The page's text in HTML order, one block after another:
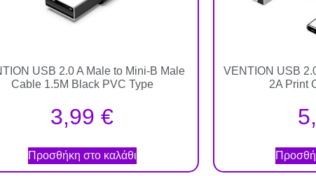
USB 2.0 A Male to Mini-B Male
Cable 1.5M Black PVC Type
3,99€
Προσθήκη στο καλάθι
VENTION USB
2A Print